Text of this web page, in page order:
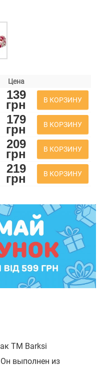
Цена
139
грн В КОРЗИНУ
179
грн В КОРЗИНУ
209
грн В КОРЗИНУ
219
грн В КОРЗИНУ
ТМ Barksi
выполнен из